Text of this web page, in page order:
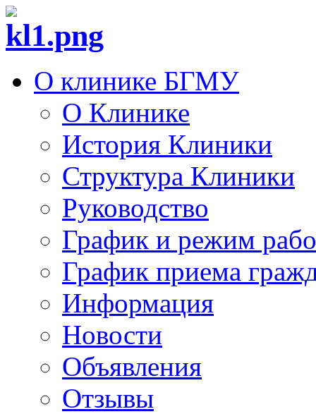
О клинике БГМУ
О Клинике
История Клиники
Структура Клиники
Руководство
График и режим
График приема
Информация
Новости
Объявления
Отзывы